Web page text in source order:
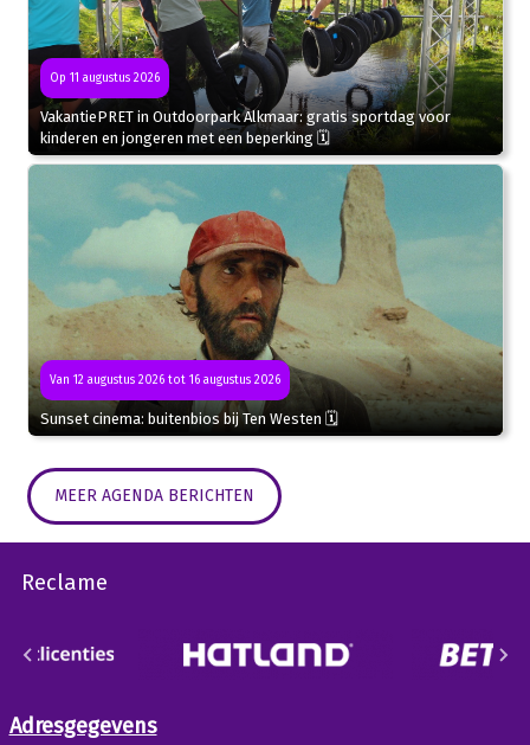
Op 11 augustus 2026
VakantiePRET in Outdoorpark Alkmaar: gratis sportdag voor
kinderen en jongeren met een beperking 🗓
Van 12 augustus 2026 tot 16 augustus 2026
Sunset cinema: buitenbios bij Ten Westen 🗓
MEER AGENDA BERICHTEN
Reclame
Adresgegevens